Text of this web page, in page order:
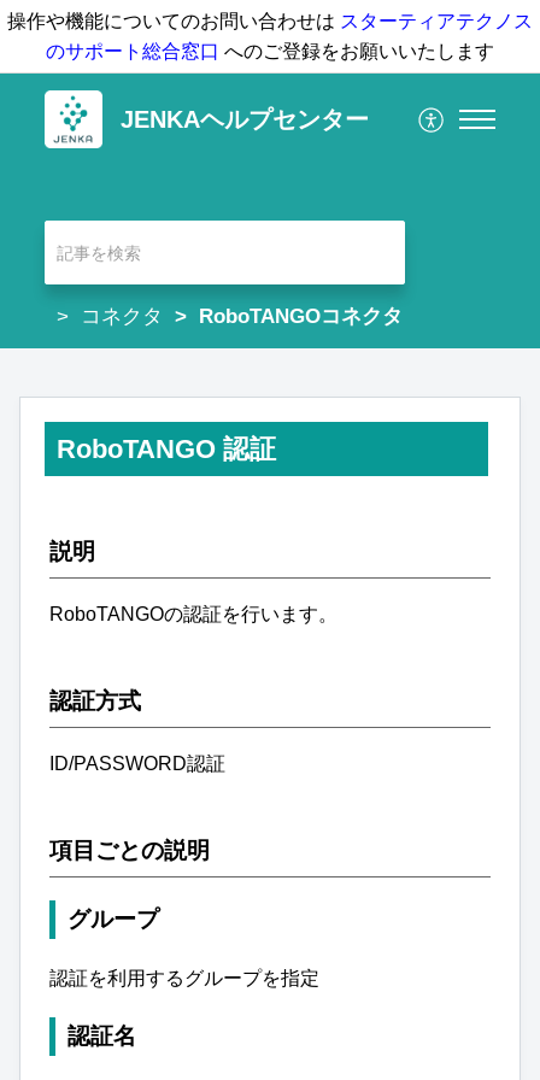
操作や機能についてのお問い合わせは スターティアテクノス
のサポート総合窓口 へのご登録をお願いいたします
JENKAヘルプセンター
コネクタ RoboTANGOコネクタ
RoboTANGO 認証
説明
RoboTANGOの認証を行います。
認証方式
ID/PASSWORD認証
項目ごとの説明
グループ
認証を利用するグループを指定
認証名